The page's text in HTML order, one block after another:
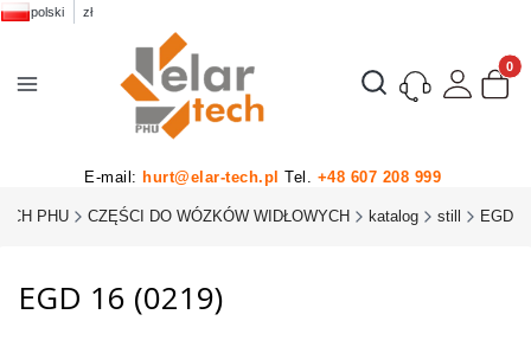
polski zł
Otwórz wyszukiwarkę
E-mail: hurt@elar-tech.pl Tel. +48 607 208 999
PHU CZĘŚCI DO WÓZKÓW WIDŁOWYCH katalog still EGD
EGD 16 (0219)